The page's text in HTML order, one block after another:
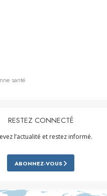
santé
RESTEZ CONNECTÉ
l’actualité et restez informé.
ABONNEZ-VOUS